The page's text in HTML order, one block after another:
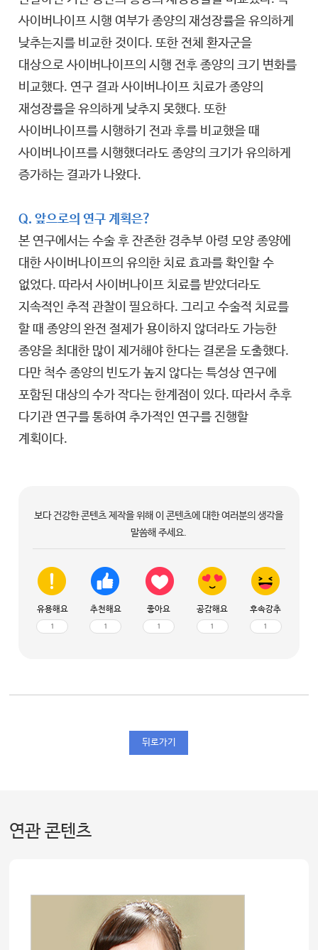
사이버나이프 시행 여부가 종양의 재성장률을 유의하게
낮추는지를 비교한 것이다. 또한 전체 환자군을
대상으로 사이버나이프의 시행 전후 종양의 크기 변화를
비교했다. 연구 결과 사이버나이프 치료가 종양의
재성장률을 유의하게 낮추지 못했다. 또한
사이버나이프를 시행하기 전과 후를 비교했을 때
사이버나이프를 시행했더라도 종양의 크기가 유의하게
증가하는 결과가 나왔다.
Q. 앞으로의 연구 계획은?
본 연구에서는 수술 후 잔존한 경추부 아령 모양 종양에
대한 사이버나이프의 유의한 치료 효과를 확인할 수
없었다. 따라서 사이버나이프 치료를 받았더라도
지속적인 추적 관찰이 필요하다. 그리고 수술적 치료를
할 때 종양의 완전 절제가 용이하지 않더라도 가능한
종양을 최대한 많이 제거해야 한다는 결론을 도출했다.
다만 척수 종양의 빈도가 높지 않다는 특성상 연구에
포함된 대상의 수가 작다는 한계점이 있다. 따라서 추후
다기관 연구를 통하여 추가적인 연구를 진행할
계획이다.
보다 건강한 콘텐츠 제작을 위해 이 콘텐츠에 대한 여러분의 생각을
말씀해 주세요.
유용해요
1
추천해요
1
좋아요
1
공감해요
1
후속강추
1
뒤로가기
연관 콘텐츠